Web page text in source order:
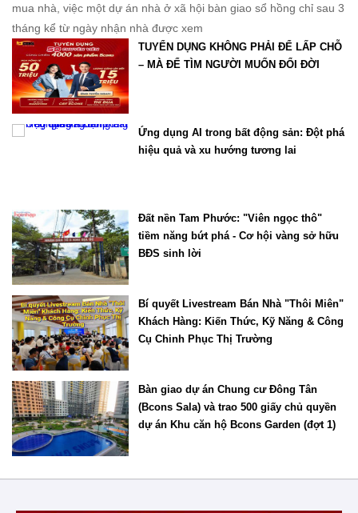
mua nhà, việc một dự án nhà ở xã hội bàn giao sổ hồng chỉ sau 3
tháng kể từ ngày nhận nhà được xem
TUYỂN DỤNG KHÔNG PHẢI ĐỂ LẤP CHỖ
– MÀ ĐỂ TÌM NGƯỜI MUỐN ĐỔI ĐỜI
Ứng dụng AI trong bất động sản: Đột phá
hiệu quả và xu hướng tương lai
Đất nền Tam Phước: "Viên ngọc thô"
tiềm năng bứt phá - Cơ hội vàng sở hữu
BĐS sinh lời
Bí quyết Livestream Bán Nhà "Thôi Miên"
Khách Hàng: Kiến Thức, Kỹ Năng & Công
Cụ Chinh Phục Thị Trường
Bàn giao dự án Chung cư Đông Tân
(Bcons Sala) và trao 500 giấy chủ quyền
dự án Khu căn hộ Bcons Garden (đợt 1)